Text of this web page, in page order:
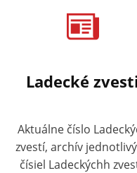
Ladecké zvesti
Aktuálne číslo
zvestí, archív
čísiel Ladeckýchh